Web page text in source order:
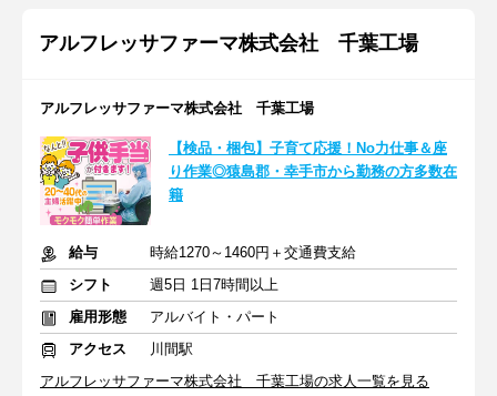
アルフレッサファーマ株式会社 千葉工場
アルフレッサファーマ株式会社 千葉工場
【検品・梱包】子育て応援！No力仕事＆座
り作業◎猿島郡・幸手市から勤務の方多数在
籍
給与
時給1270～1460円＋交通費支給
シフト
週5日 1日7時間以上
雇用形態
アルバイト・パート
アクセス
川間駅
アルフレッサファーマ株式会社 千葉工場の求人一覧を見る